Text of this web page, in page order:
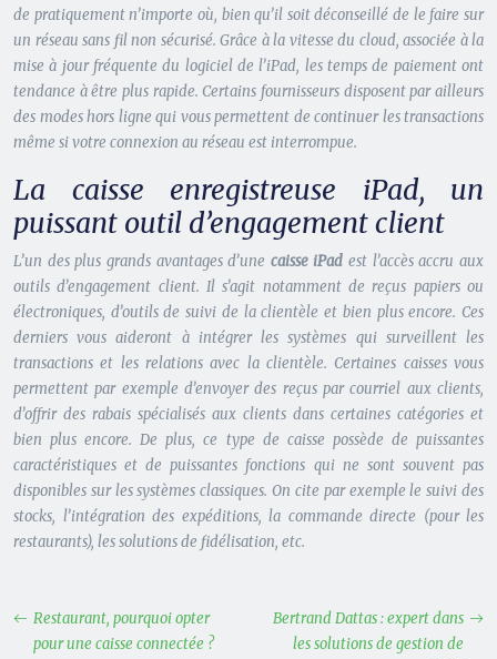
de pratiquement n’importe où, bien qu’il soit déconseillé de le faire sur
un réseau sans fil non sécurisé. Grâce à la vitesse du cloud, associée à la
mise à jour fréquente du logiciel de l’iPad, les temps de paiement ont
tendance à être plus rapide. Certains fournisseurs disposent par ailleurs
des modes hors ligne qui vous permettent de continuer les transactions
même si votre connexion au réseau est interrompue.
La caisse enregistreuse iPad, un
puissant outil d’engagement client
L’un des plus grands avantages d’une caisse iPad est l’accès accru aux
outils d’engagement client. Il s’agit notamment de reçus papiers ou
électroniques, d’outils de suivi de la clientèle et bien plus encore. Ces
derniers vous aideront à intégrer les systèmes qui surveillent les
transactions et les relations avec la clientèle. Certaines caisses vous
permettent par exemple d’envoyer des reçus par courriel aux clients,
d’offrir des rabais spécialisés aux clients dans certaines catégories et
bien plus encore. De plus, ce type de caisse possède de puissantes
caractéristiques et de puissantes fonctions qui ne sont souvent pas
disponibles sur les systèmes classiques. On cite par exemple le suivi des
stocks, l’intégration des expéditions, la commande directe (pour les
restaurants), les solutions de fidélisation, etc.
Restaurant, pourquoi opter
pour une caisse connectée ?
Bertrand Dattas : expert dans
les solutions de gestion de